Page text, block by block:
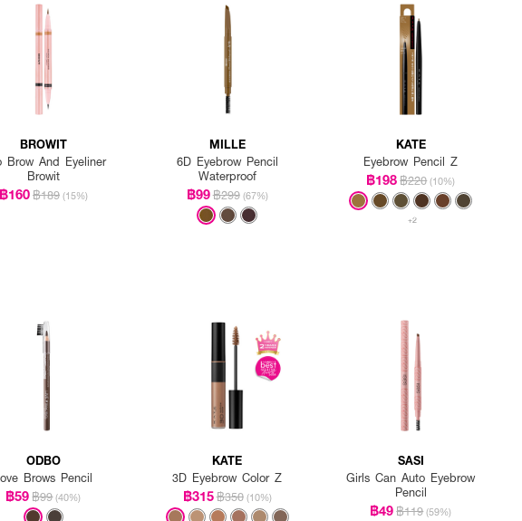
BROWIT
Brow And Eyeliner
Browit
฿160฿189 (15%)
MILLE
6D Eyebrow Pencil
Waterproof
฿99฿299 (67%)
KATE
Eyebrow Pencil Z
฿198฿220 (10%)
+2
ODBO
Brows Pencil
฿59฿99 (40%)
KATE
3D Eyebrow Color Z
฿315฿350 (10%)
SASI
Girls Can Auto Eyebrow
Pencil
฿49฿119 (59%)